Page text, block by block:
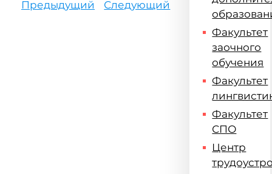
Предыдущий Следующий
Факультет
заочного
обучения
Факультет
Факультет
СПО
Центр